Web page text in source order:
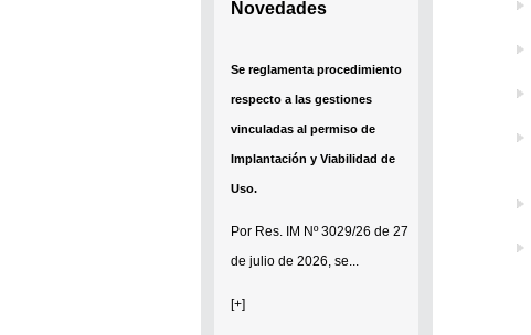
Novedades
Se reglamenta procedimiento
respecto a las gestiones
vinculadas al permiso de
Implantación y Viabilidad de
Uso.
Por Res. IM Nº 3029/26 de 27
de julio de 2026, se...
[+]